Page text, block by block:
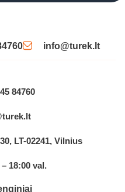
info@turek.lt
84760
LT-02241, Vilnius
18:00 val.